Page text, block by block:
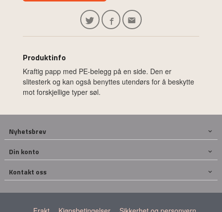
Produktinfo
Kraftig papp med PE-belegg på en side. Den er
slitesterk og kan også benyttes utendørs for å beskytte
mot forskjellige typer søl.
Nyhetsbrev
Din konto
Kontakt oss